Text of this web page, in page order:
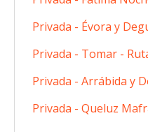
Privada - Évora y
Privada - Tomar -
Privada - Arrábida y
Privada - Queluz